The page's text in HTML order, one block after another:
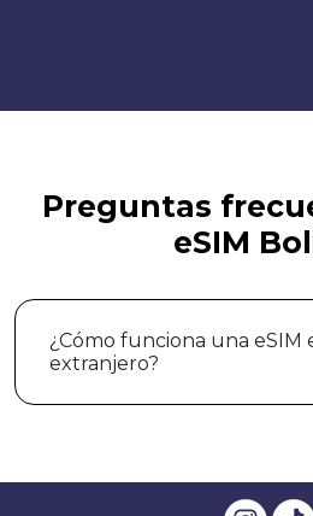
Preguntas
eSIM
¿Cómo funciona una eSIM
extranjero?